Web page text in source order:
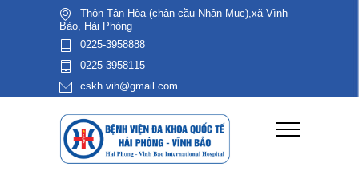
Thôn Tân Hòa (chân cầu Nhân Mục),xã Vĩnh
Bảo, Hải Phòng
0225-3958888
0225-3958115
cskh.vih@gmail.com